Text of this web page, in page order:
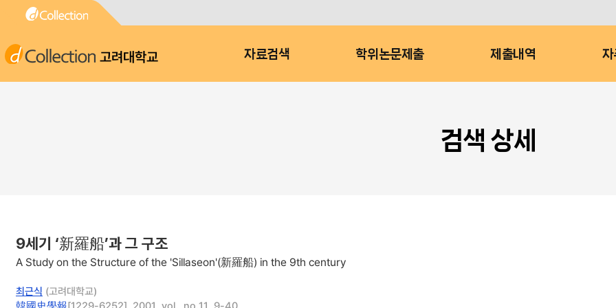
고려대학교 자료검색 학위논문제출 제출내역 자
검색 상세
9세기 ‘新羅船’과 그 구조
A Study on the Structure of the 'Sillaseon'(新羅船) in the 9th century
최근식 (고려대학교)
韓國史學報[1229-6252], 2001, vol., no.11, 9-40